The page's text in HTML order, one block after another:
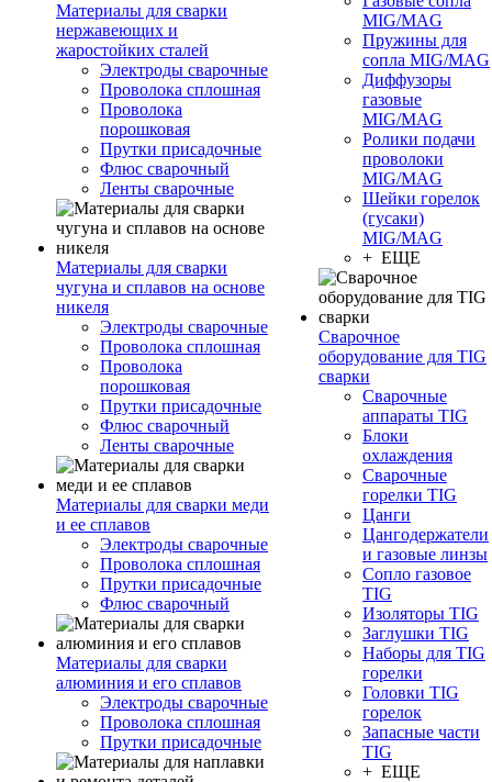
Материалы для сварки
нержавеющих и
жаростойких сталей
Электроды сварочные
Проволока сплошная
Проволока
порошковая
Прутки присадочные
Флюс сварочный
Ленты сварочные
Материалы для сварки
чугуна и сплавов на основе
никеля
Электроды сварочные
Проволока сплошная
Проволока
порошковая
Прутки присадочные
Флюс сварочный
Ленты сварочные
Материалы для сварки меди
и ее сплавов
Электроды сварочные
Проволока сплошная
Прутки присадочные
Флюс сварочный
Материалы для сварки
алюминия и его сплавов
Электроды сварочные
Проволока сплошная
Прутки присадочные
MIG/MAG
Пружины для
сопла MIG/MAG
Диффузоры
газовые
MIG/MAG
Ролики подачи
проволоки
MIG/MAG
Шейки горелок
(гусаки)
MIG/MAG
+ ЕЩЕ
Сварочное
оборудование для TIG
сварки
Сварочные
аппараты TIG
Блоки
охлаждения
Сварочные
горелки TIG
Цанги
Цангодержатели
и газовые линзы
Сопло газовое
TIG
Изоляторы TIG
Заглушки TIG
Наборы для TIG
горелки
Головки TIG
горелок
Запасные части
TIG
+ ЕЩЕ